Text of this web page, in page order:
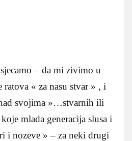
– da mi zivimo u
« za nasu stvar » , i
svojima »…stvarnih ili
mlada generacija slusa i
i nozeve » – za neki drugi